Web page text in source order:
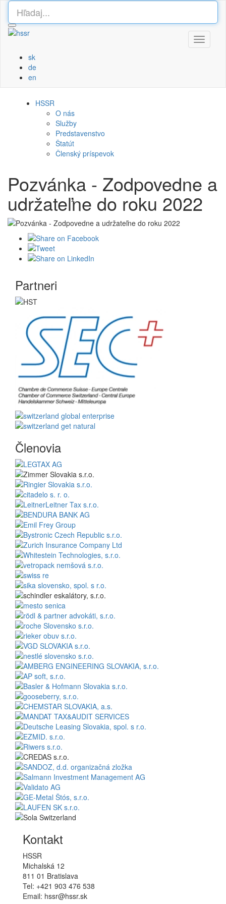
Toggle
sk
de
en
HSSR
O nás
Služby
Predstavenstvo
Štatút
Členský príspevok
Pozvánka - Zodpovedne a
udržateľne do roku 2022
Partneri
Členovia
Kontakt
HSSR
Michalská 12
811 01 Bratislava
Tel: +421 903 476 538
Email: hssr@hssr.sk